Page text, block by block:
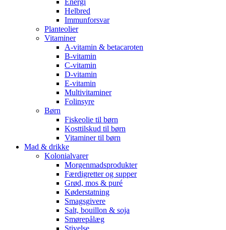
Energi
Helbred
Immunforsvar
Planteolier
Vitaminer
A-vitamin & betacaroten
B-vitamin
C-vitamin
D-vitamin
E-vitamin
Multivitaminer
Folinsyre
Børn
Fiskeolie til børn
Kosttilskud til børn
Vitaminer til børn
Mad & drikke
Kolonialvarer
Morgenmadsprodukter
Færdigretter og supper
Grød, mos & puré
Køderstatning
Smagsgivere
Salt, bouillon & soja
Smørepålæg